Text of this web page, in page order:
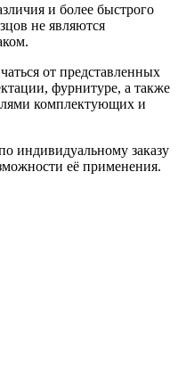
и более быстрого
не являются
от представленных
фурнитуре, а также
комплектующих и
индивидуальному заказу
её применения.